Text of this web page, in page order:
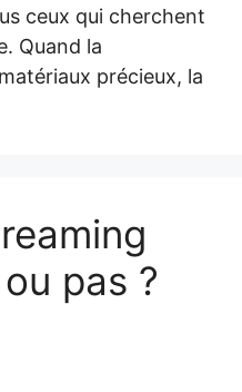
ceux qui cherchent
Quand la
précieux, la
pas ?